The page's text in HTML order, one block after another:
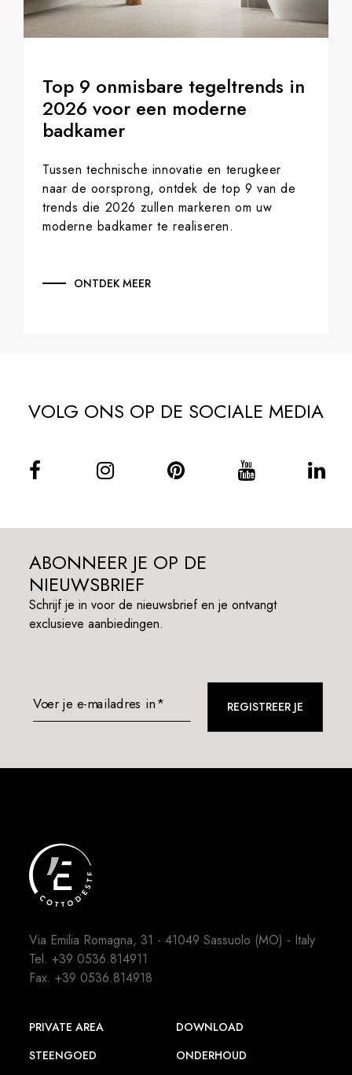
Top 9 onmisbare tegeltrends in
2026 voor een moderne
badkamer
Tussen technische innovatie en terugkeer
naar de oorsprong, ontdek de top 9 van de
trends die 2026 zullen markeren om uw
moderne badkamer te realiseren.
ONTDEK MEER
VOLG ONS OP DE SOCIALE MEDIA
ABONNEER JE OP DE
NIEUWSBRIEF
Schrijf je in voor de nieuwsbrief en je ontvangt
exclusieve aanbiedingen.
Voer je e-mailadres in* REGISTREER JE
Via Emilia Romagna, 31 - 41049 Sassuolo (MO) - Italy
Tel.+39 0536.814911
Fax. +39 0536.814918
PRIVATE AREA
DOWNLOAD
STEENGOED
ONDERHOUD